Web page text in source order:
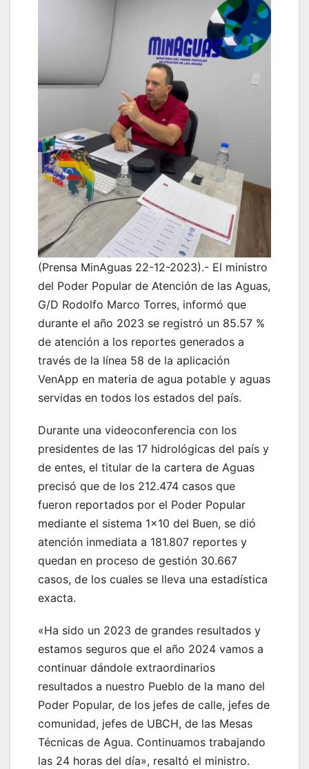
(Prensa MinAguas 22-12-2023).- El ministro
del Poder Popular de Atención de las Aguas,
G/D Rodolfo Marco Torres, informó que
durante el año 2023 se registró un 85.57 %
de atención a los reportes generados a
través de la línea 58 de la aplicación
VenApp en materia de agua potable y aguas
servidas en todos los estados del país.
Durante una videoconferencia con los
presidentes de las 17 hidrológicas del país y
de entes, el titular de la cartera de Aguas
precisó que de los 212.474 casos que
fueron reportados por el Poder Popular
mediante el sistema 1×10 del Buen, se dió
atención inmediata a 181.807 reportes y
quedan en proceso de gestión 30.667
casos, de los cuales se lleva una estadística
exacta.
«Ha sido un 2023 de grandes resultados y
estamos seguros que el año 2024 vamos a
continuar dándole extraordinarios
resultados a nuestro Pueblo de la mano del
Poder Popular, de los jefes de calle, jefes de
comunidad, jefes de UBCH, de las Mesas
Técnicas de Agua. Continuamos trabajando
las 24 horas del día», resaltó el ministro.